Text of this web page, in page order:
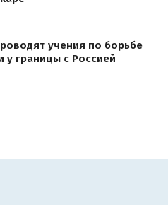
учения по борьбе
у границы с Россией